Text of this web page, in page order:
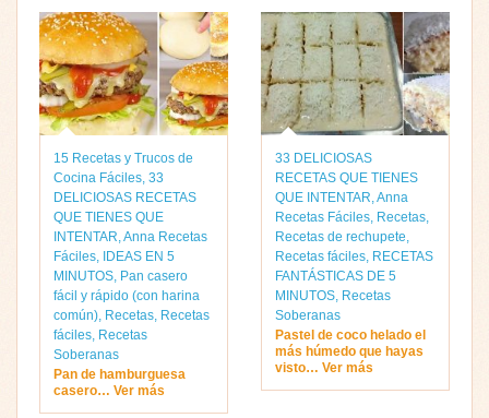
15 Recetas y Trucos de
Cocina Fáciles 33
DELICIOSAS RECETAS
QUE TIENES QUE
INTENTAR Anna Recetas
Fáciles IDEAS EN 5
MINUTOS Pan casero
fácil y rápido (con harina
común) Recetas Recetas
fáciles Recetas
Soberanas
Pan de hamburguesa
casero… Ver más
33 DELICIOSAS
RECETAS QUE TIENES
QUE INTENTAR Anna
Recetas Fáciles Recetas
Recetas de rechupete
Recetas fáciles RECETAS
FANTÁSTICAS DE 5
MINUTOS Recetas
Soberanas
Pastel de coco helado el
más húmedo que hayas
visto… Ver más